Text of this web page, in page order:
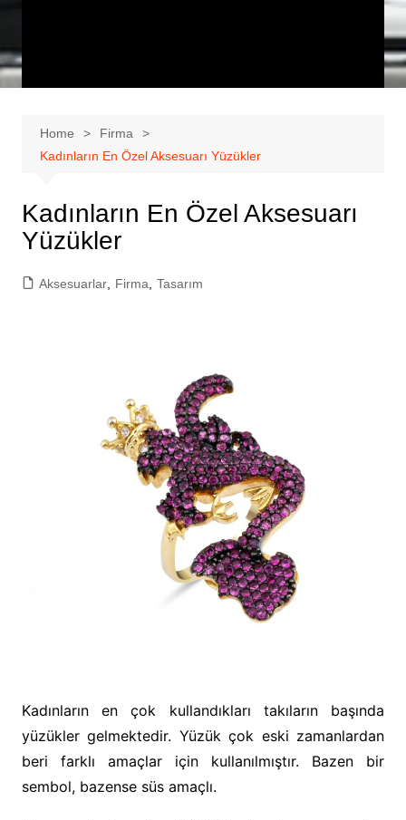
Home
Firma
Kadınların En Özel Aksesuarı Yüzükler
Kadınların En Özel Aksesuarı
Yüzükler
Aksesuarlar, Firma Tasarım
Kadınların en çok kullandıkları takıların başında
yüzükler gelmektedir. Yüzük çok eski zamanlardan
beri farklı amaçlar için kullanılmıştır. Bazen bir
sembol, bazense süs amaçlı.